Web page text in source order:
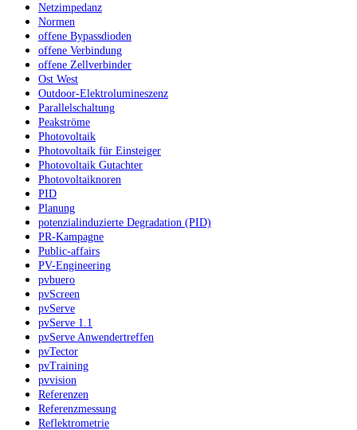
Netzimpedanz
Normen
offene Bypassdioden
offene Verbindung
offene Zellverbinder
Ost West
Outdoor-Elektrolumineszenz
Parallelschaltung
Peakströme
Photovoltaik
Photovoltaik für Einsteiger
Photovoltaik Gutachter
Photovoltaiknoren
PID
Planung
potenzialinduzierte Degradation (PID)
PR-Kampagne
Public-affairs
PV-Engineering
pvbuero
pvScreen
pvServe
pvServe 1.1
pvServe Anwendertreffen
pvTector
pvTraining
pvvision
Referenzen
Referenzmessung
Reflektrometrie